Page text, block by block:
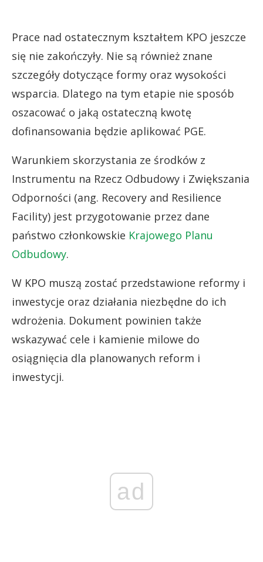
Prace nad ostatecznym kształtem KPO jeszcze
się nie zakończyły. Nie są również znane
szczegóły dotyczące formy oraz wysokości
wsparcia. Dlatego na tym etapie nie sposób
oszacować o jaką ostateczną kwotę
dofinansowania będzie aplikować PGE.
Warunkiem skorzystania ze środków z
Instrumentu na Rzecz Odbudowy i Zwiększania
Odporności (ang. Recovery and Resilience
Facility) jest przygotowanie przez dane
państwo członkowskie Krajowego Planu
Odbudowy.
W KPO muszą zostać przedstawione reformy i
inwestycje oraz działania niezbędne do ich
wdrożenia. Dokument powinien także
wskazywać cele i kamienie milowe do
osiągnięcia dla planowanych reform i
inwestycji.
ad